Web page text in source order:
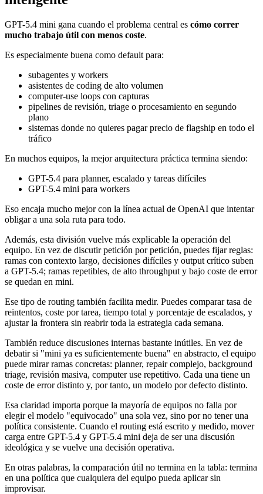
GPT-5.4 mini gana cuando el problema central es cómo correr
mucho trabajo útil con menos coste.
Es especialmente buena como default para:
subagentes y workers
asistentes de coding de alto volumen
computer-use loops con capturas
pipelines de revisión, triage o procesamiento en segundo
plano
sistemas donde no quieres pagar precio de flagship en todo el
tráfico
En muchos equipos, la mejor arquitectura práctica termina siendo:
GPT-5.4 para planner, escalado y tareas difíciles
GPT-5.4 mini para workers
Eso encaja mucho mejor con la línea actual de OpenAI que intentar
obligar a una sola ruta para todo.
Además, esta división vuelve más explicable la operación del
equipo. En vez de discutir petición por petición, puedes fijar reglas:
ramas con contexto largo, decisiones difíciles y output crítico suben
a GPT-5.4; ramas repetibles, de alto throughput y bajo coste de error
se quedan en mini.
Ese tipo de routing también facilita medir. Puedes comparar tasa de
reintentos, coste por tarea, tiempo total y porcentaje de escalados, y
ajustar la frontera sin reabrir toda la estrategia cada semana.
También reduce discusiones internas bastante inútiles. En vez de
debatir si "mini ya es suficientemente buena" en abstracto, el equipo
puede mirar ramas concretas: planner, repair complejo, background
triage, revisión masiva, computer use repetitivo. Cada una tiene un
coste de error distinto y, por tanto, un modelo por defecto distinto.
Esa claridad importa porque la mayoría de equipos no falla por
elegir el modelo "equivocado" una sola vez, sino por no tener una
política consistente. Cuando el routing está escrito y medido, mover
carga entre GPT-5.4 y GPT-5.4 mini deja de ser una discusión
ideológica y se vuelve una decisión operativa.
En otras palabras, la comparación útil no termina en la tabla: termina
en una política que cualquiera del equipo pueda aplicar sin
improvisar.